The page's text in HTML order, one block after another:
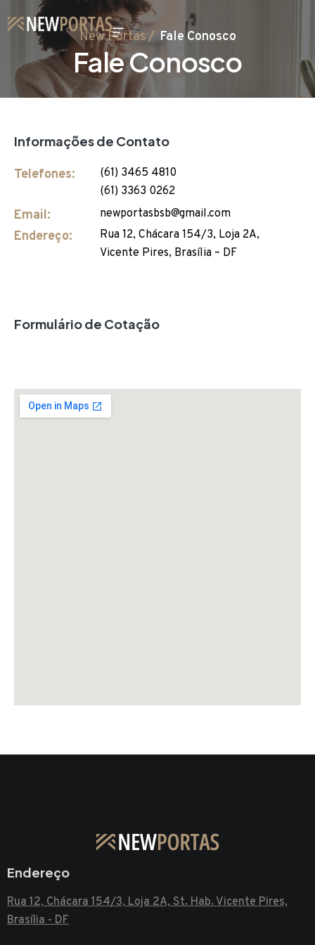
New Portas Fale Conosco
Fale Conosco
Informações de Contato
Telefones:
(61) 3465 4810
(61) 3363 0262
Email: newportasbsb@gmail.com
Endereço:
Rua 12, Chácara 154/3, Loja 2A,
Vicente Pires, Brasília – DF
Formulário de Cotação
Endereço
Rua 12, Chácara 154/3, Loja 2A, St. Hab. Vicente Pires,
Brasília - DF